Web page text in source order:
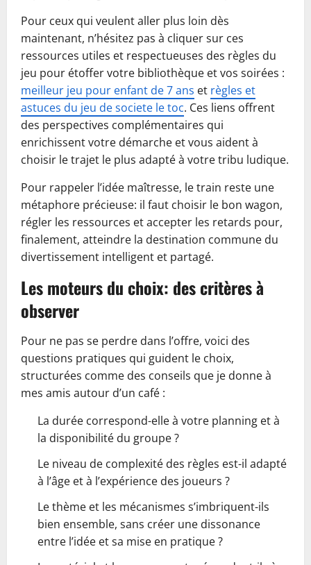
Pour ceux qui veulent aller plus loin dès
maintenant, n’hésitez pas à cliquer sur ces
ressources utiles et respectueuses des règles du
jeu pour étoffer votre bibliothèque et vos soirées :
meilleur jeu pour enfant de 7 ans et règles et
astuces du jeu de societe le toc. Ces liens offrent
des perspectives complémentaires qui
enrichissent votre démarche et vous aident à
choisir le trajet le plus adapté à votre tribu ludique.
Pour rappeler l’idée maîtresse, le train reste une
métaphore précieuse: il faut choisir le bon wagon,
régler les ressources et accepter les retards pour,
finalement, atteindre la destination commune du
divertissement intelligent et partagé.
Les moteurs du choix: des critères à
observer
Pour ne pas se perdre dans l’offre, voici des
questions pratiques qui guident le choix,
structurées comme des conseils que je donne à
mes amis autour d’un café :
La durée correspond-elle à votre planning et à
la disponibilité du groupe ?
Le niveau de complexité des règles est-il adapté
à l’âge et à l’expérience des joueurs ?
Le thème et les mécanismes s’imbriquent-ils
bien ensemble, sans créer une dissonance
entre l’idée et sa mise en pratique ?